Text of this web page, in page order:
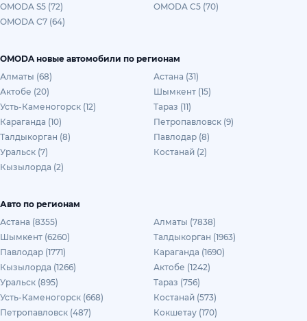
OMODA S5 (72)
OMODA C5 (70)
OMODA C7 (64)
OMODA новые автомобили по регионам
Алматы (68)
Астана (31)
Актобе (20)
Шымкент (15)
Усть-Каменогорск (12)
Тараз (11)
Караганда (10)
Петропавловск (9)
Талдыкорган (8)
Павлодар (8)
Уральск (7)
Костанай (2)
Кызылорда (2)
Авто по регионам
Астана (8355)
Алматы (7838)
Шымкент (6260)
Талдыкорган (1963)
Павлодар (1771)
Караганда (1690)
Кызылорда (1266)
Актобе (1242)
Уральск (895)
Тараз (756)
Усть-Каменогорск (668)
Костанай (573)
Петропавловск (487)
Кокшетау (170)